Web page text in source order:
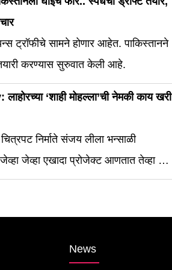
ट्रॉफीचे सामने होणार आहेत. पाकिस्तानने
करण्यास सुरुवात केली आहे.
‘शाही मोहल्ला’ची नेमकी काय खरी
निर्माते संजय लीला भन्साळी
जेव्हा एखादा प्रोजेक्ट आणतात तेव्हा तो
Real Story) यावेळी तो
भागावर चित्रपट […]
News